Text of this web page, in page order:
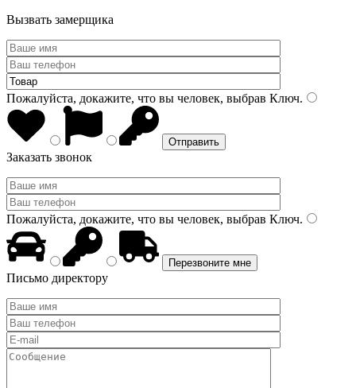
Вызвать замерщика
Пожалуйста, докажите, что вы человек, выбрав Ключ.
Заказать звонок
Пожалуйста, докажите, что вы человек, выбрав Ключ.
Письмо директору